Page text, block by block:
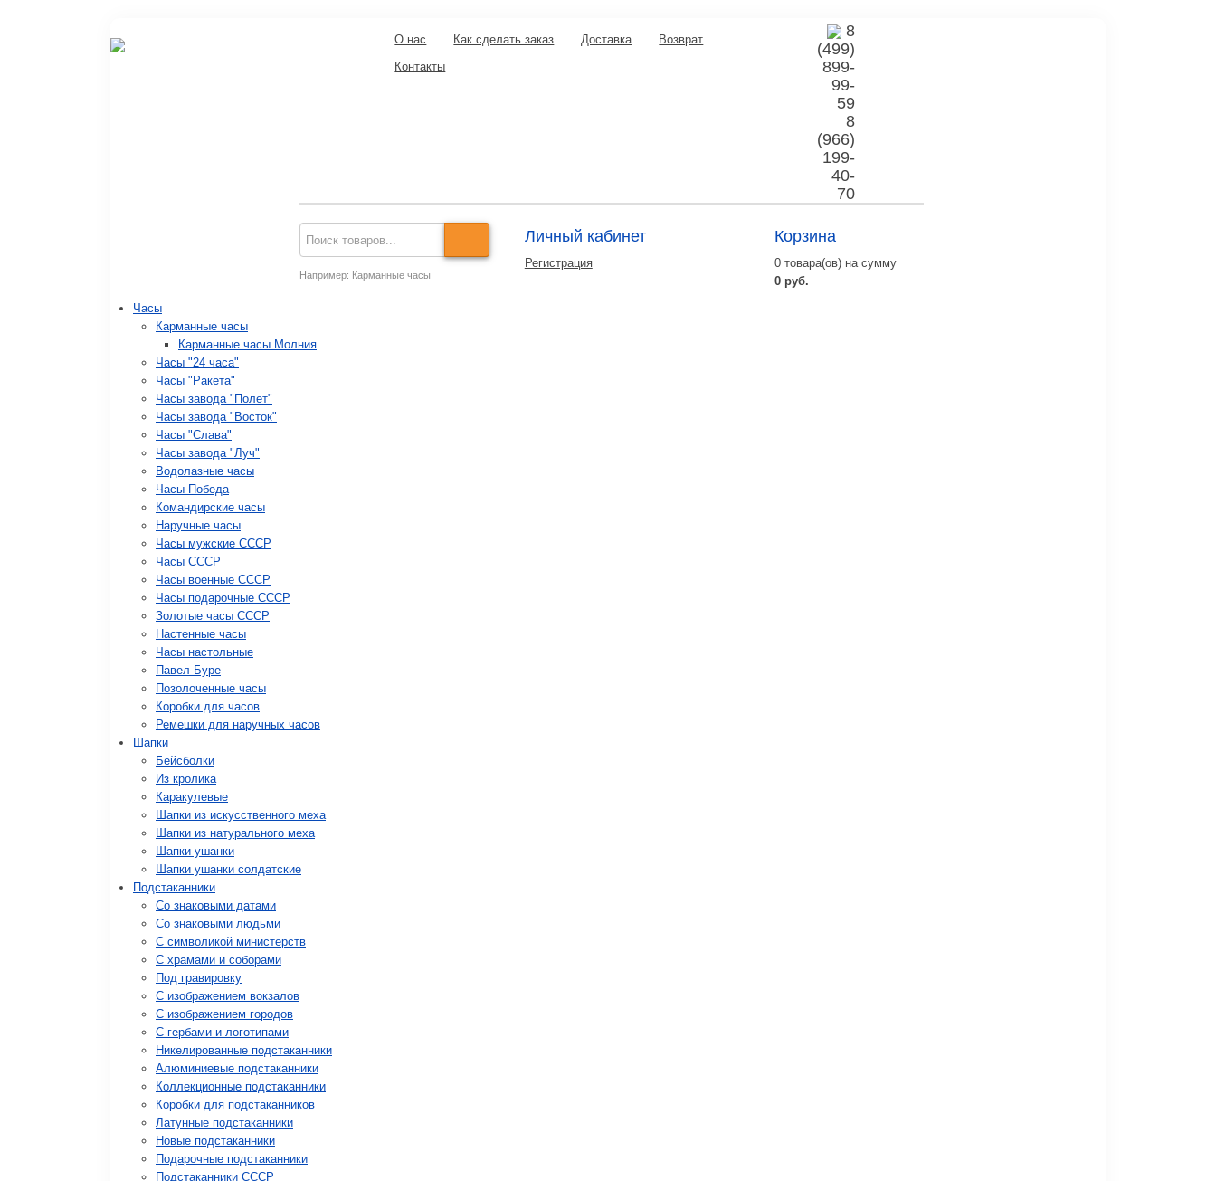
О нас Как сделать заказ Доставка
Возврат
Контакты
8
(499)
899-
99-
59
8
(966)
199-
40-
70
Например: Карманные часы
Личный кабинет
Регистрация
Корзина
0 товара(ов) на сумму
0 руб.
Часы
Карманные часы
Карманные часы Молния
Часы "24 часа"
Часы "Ракета"
Часы завода "Полет"
Часы завода "Восток"
Часы "Слава"
Часы завода "Луч"
Водолазные часы
Часы Победа
Командирские часы
Наручные часы
Часы мужские СССР
Часы СССР
Часы военные СССР
Часы подарочные СССР
Золотые часы СССР
Настенные часы
Часы настольные
Павел Буре
Позолоченные часы
Коробки для часов
Ремешки для наручных часов
Шапки
Бейсболки
Из кролика
Каракулевые
Шапки из искусственного меха
Шапки из натурального меха
Шапки ушанки
Шапки ушанки солдатские
Подстаканники
Со знаковыми датами
Cо знаковыми людьми
C символикой министерств
C храмами и соборами
Под гравировку
С изображением вокзалов
С изображением городов
С гербами и логотипами
Никелированные подстаканники
Алюминиевые подстаканники
Коллекционные подстаканники
Коробки для подстаканников
Латунные подстаканники
Новые подстаканники
Подарочные подстаканники
Подстаканники СССР